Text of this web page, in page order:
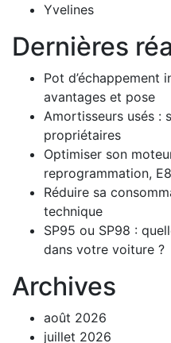
Yvelines
Dernières
Pot d’échappement
avantages et pose
Amortisseurs usés :
propriétaires
Optimiser son
reprogrammation,
Réduire sa
technique
SP95 ou SP98 :
dans votre voiture ?
Archives
août 2026
juillet 2026